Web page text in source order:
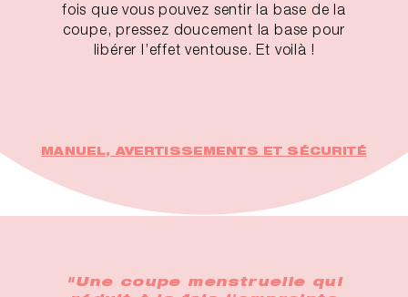
fois que vous pouvez sentir la base de la
coupe, pressez doucement la base pour
libérer l’effet ventouse. Et voilà !
MANUEL, AVERTISSEMENTS ET SÉCURITÉ
"Une coupe menstruelle qui